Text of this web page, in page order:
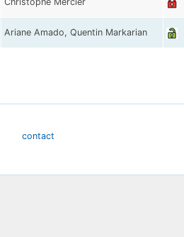
Ariane Amado, Quentin Markarian
contact